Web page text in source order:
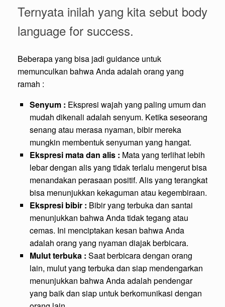
Ternyata inilah yang kita sebut body
language for success.
Beberapa yang bisa jadi guidance untuk
memunculkan bahwa Anda adalah orang yang
ramah :
Senyum : Ekspresi wajah yang paling umum dan
mudah dikenali adalah senyum. Ketika seseorang
senang atau merasa nyaman, bibir mereka
mungkin membentuk senyuman yang hangat.
Ekspresi mata dan alis : Mata yang terlihat lebih
lebar dengan alis yang tidak terlalu mengerut bisa
menandakan perasaan positif. Alis yang terangkat
bisa menunjukkan kekaguman atau kegembiraan.
Ekspresi bibir : Bibir yang terbuka dan santai
menunjukkan bahwa Anda tidak tegang atau
cemas. Ini menciptakan kesan bahwa Anda
adalah orang yang nyaman diajak berbicara.
Mulut terbuka : Saat berbicara dengan orang
lain, mulut yang terbuka dan siap mendengarkan
menunjukkan bahwa Anda adalah pendengar
yang baik dan siap untuk berkomunikasi dengan